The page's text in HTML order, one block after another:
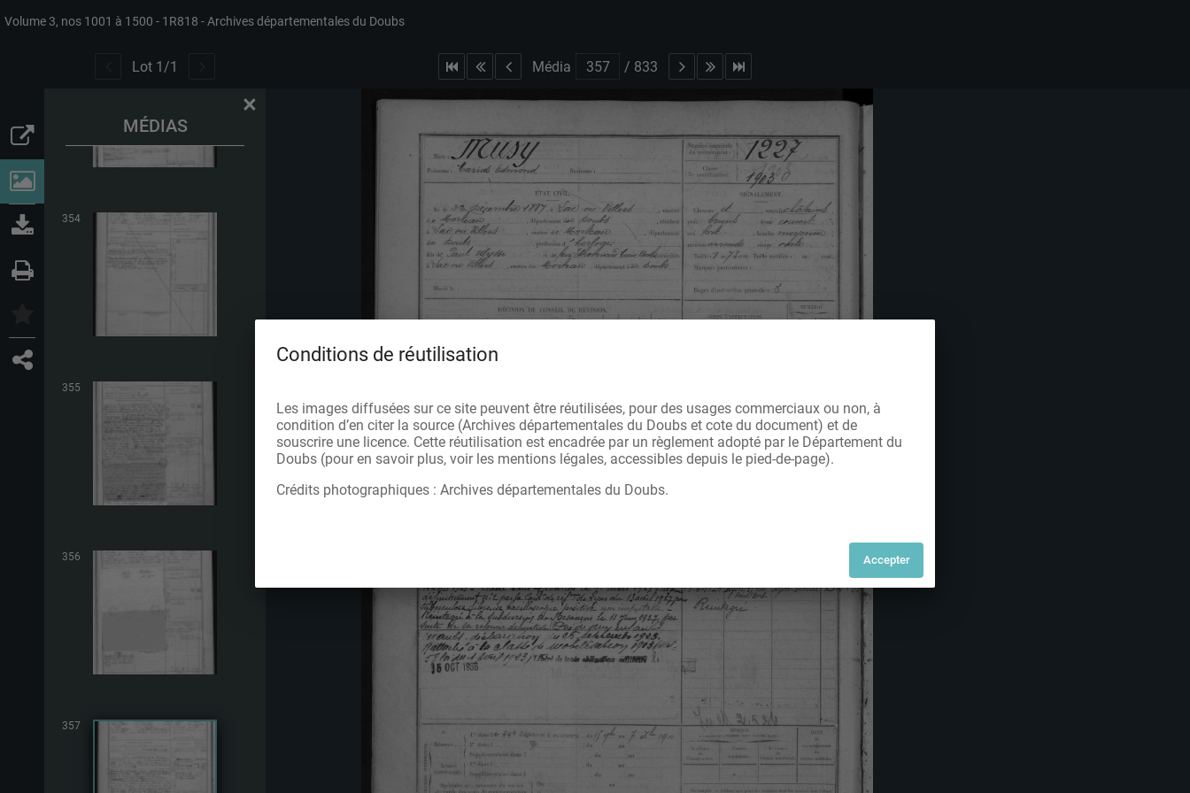
Volume 3, nos 1001 à 1500 1R818 Archives départementales du Doubs
Lot 1 /1 Média / 833
MÉDIAS
×
354
355
356
357
Conditions de réutilisation
Les images diffusées sur ce site peuvent être réutilisées, pour des usages commerciaux ou non, à
condition d’en citer la source (Archives départementales du Doubs et cote du document) et de
souscrire une licence. Cette réutilisation est encadrée par un règlement adopté par le Département du
Doubs (pour en savoir plus, voir les mentions légales, accessibles depuis le pied-de-page).
Crédits photographiques : Archives départementales du Doubs.